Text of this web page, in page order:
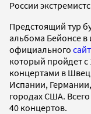
России
Предстоящий тур
альбома Бейонсе
официального
который пройдет с
концертами в
Испании,
городах США.
40 концертов.